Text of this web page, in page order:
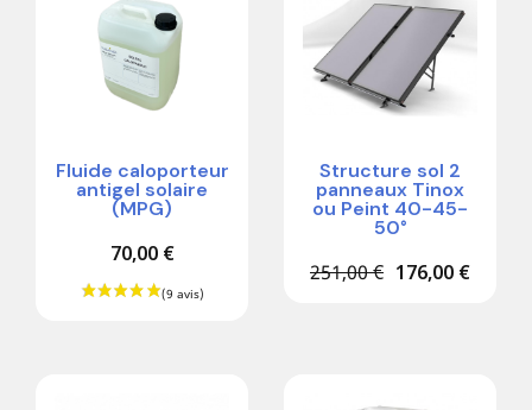
Fluide caloporteur
antigel solaire
(MPG)
70,00 €
Structure sol 2
panneaux Tinox
ou Peint 40-45-
50°
251,00 € 176,00 €